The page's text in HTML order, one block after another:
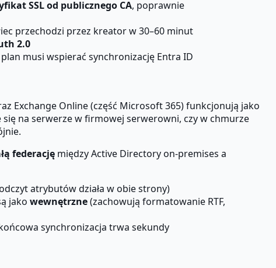
SSL od publicznego CA, poprawnie
przechodzi przez kreator w 30–60 minut
2.0
musi wspierać synchronizację Entra ID
Exchange Online (część Microsoft 365) funkcjonują jako
na serwerze w firmowej serwerowni, czy w chmurze
federację między Active Directory on-premises a
atrybutów działa w obie strony)
jako wewnętrzne(zachowują formatowanie RTF,
synchronizacja trwa sekundy